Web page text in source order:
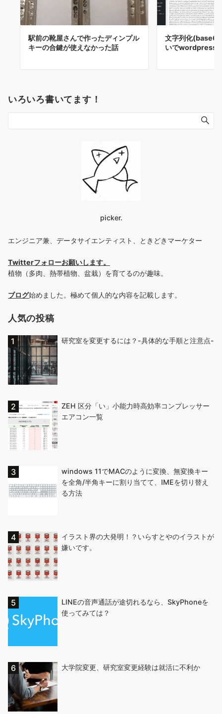
駅前の靴屋さんで作ったディンプル
キーの合鍵が使えなかった話
文字列化
いでwordpress
いろいろ書いてます！
picker.
エンジニア兼、データサイエンティスト、ときどきマーケター
Twitterフォローお願いします。
植物（多肉、熱帯植物、盆栽）を育てるのが趣味。
ブログ始めました。極めて個人的な内容を記載します。
人気の投稿
研究室を変更するには？-具体的な手順と注意点-
ZEH 区分「い」小能力時高効率コンプレッサー
エアコン一覧
windows 11でMACのように変換、無変換キー
を全角/半角キーに割り当てて、IMEを切り替え
る方法
イラスト界の大発明！？いらすとやのイラストが
嫌いです。
LINEの音声通話が途切れるなら、SkyPhoneを
使ってみては？
大学院変更、研究室変更経験は就活に不利か